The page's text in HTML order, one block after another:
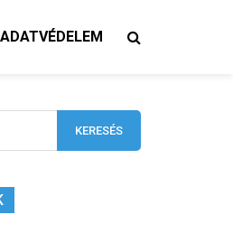
ADATVÉDELEM